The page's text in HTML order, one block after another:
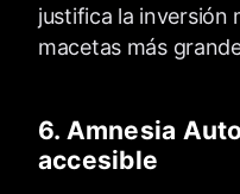
justifica la inversión
macetas más
6. Amnesia
accesible